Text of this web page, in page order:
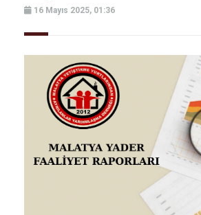
16 Mayıs 2025, 01:36